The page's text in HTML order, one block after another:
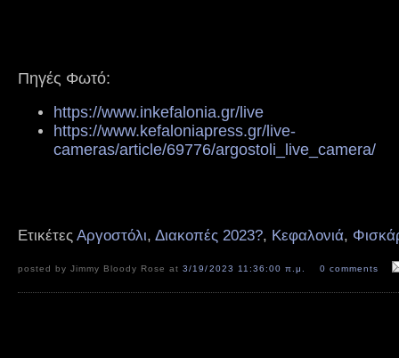
Πηγές Φωτό:
https://www.inkefalonia.gr/live
https://www.kefaloniapress.gr/live-
cameras/article/69776/argostoli_live_camera/
Ετικέτες Αργοστόλι, Διακοπές 2023?, Κεφαλονιά,
posted by Jimmy Bloody Rose at3/19/2023 11:36:00 π.μ. 0 comments